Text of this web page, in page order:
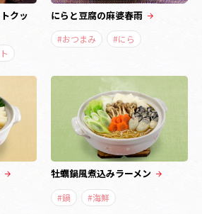
クッ
にらと豆腐の麻婆春雨
#おつまみ #にら
牡蠣鍋風煮込みラーメン
#鍋 #海鮮